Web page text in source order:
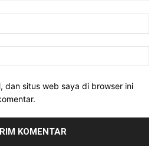
dan situs web saya di browser ini